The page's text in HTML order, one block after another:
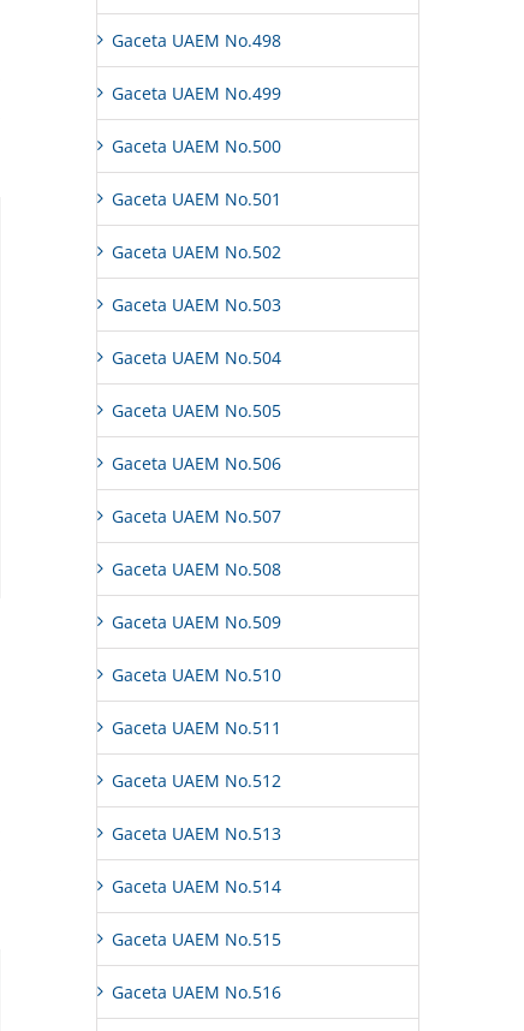
Gaceta UAEM No.498
Gaceta UAEM No.499
Gaceta UAEM No.500
Gaceta UAEM No.501
Gaceta UAEM No.502
Gaceta UAEM No.503
Gaceta UAEM No.504
Gaceta UAEM No.505
Gaceta UAEM No.506
Gaceta UAEM No.507
Gaceta UAEM No.508
Gaceta UAEM No.509
Gaceta UAEM No.510
Gaceta UAEM No.511
Gaceta UAEM No.512
Gaceta UAEM No.513
Gaceta UAEM No.514
Gaceta UAEM No.515
Gaceta UAEM No.516